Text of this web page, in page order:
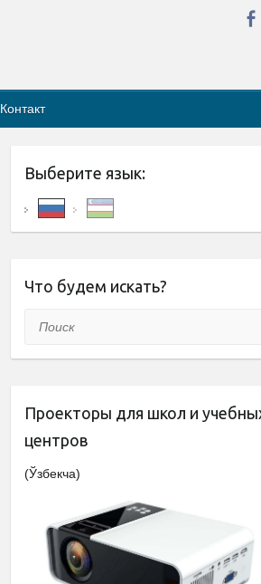
Контакт
Выберите язык:
Что будем искать?
Поиск
Проекторы для школ и
центров
(Ўзбекча)